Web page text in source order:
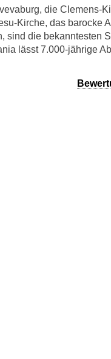
die Clemens-
Kirche, das barocke
sind die bekanntesten
lässt 7.000-jährige